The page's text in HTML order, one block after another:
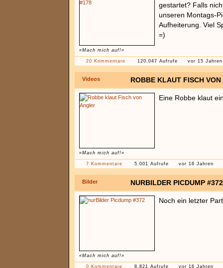
«Mach mich auf!»
gestartet? Falls
unseren Montags-
Aufheiterung. Viel
=)
20 Kommentare 120.047 Aufrufe vor 15 Jahren
Videos ROBBE KLAUT FISCH VON
«Mach mich auf!»
Eine Robbe klaut
7 Kommentare 5.001 Aufrufe vor 16 Jahren
Bilder NURBILDER PICDUMP #372
«Mach mich auf!»
Noch ein letzter
0 Kommentare 8.821 Aufrufe vor 16 Jahren